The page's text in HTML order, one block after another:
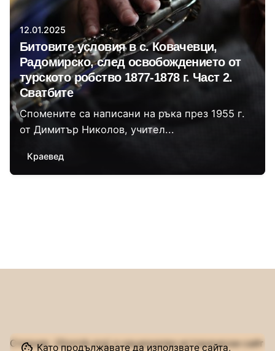
12.01.2025
Битовите условия в с. Ковачевци,
Радомирско, след освобождението от
турското робство 1877-1878 г. Част 2.
Сватбите
Спомените са написани на ръка през 1955 г.
от Димитър Николов, учител...
Краевед
Сторник (Stornik.org) е национален исторически сайт
Като продължавате да използвате сайта,